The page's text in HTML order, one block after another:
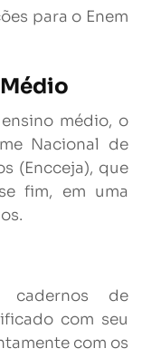
para o Enem
médio, o
Nacional de
(Encceja), que
fim, em uma
cadernos de
com seu
com os